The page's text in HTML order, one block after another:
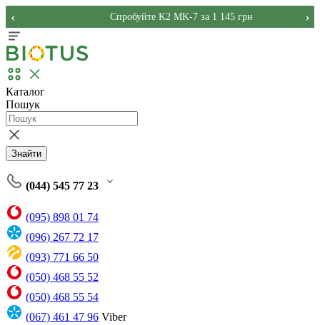
Спробуйте K2 MK-7 за 1 145 грн
‹ ›
Каталог
Пошук
Знайти
(044) 545 77 23
(095) 898 01 74
(096) 267 72 17
(093) 771 66 50
(050) 468 55 52
(050) 468 55 54
(067) 461 47 96 Viber